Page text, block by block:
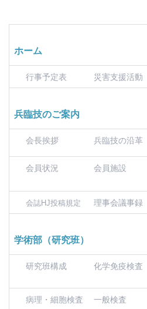
ホーム
行事予定表 災害支援活動
兵臨技のご案内
会長挨拶 兵臨技の沿革
会員状況 会員施設
会誌HJ投稿規定 理事会議事録
学術部（研究班）
研究班構成 化学免疫検査
病理・細胞検査
一般検査